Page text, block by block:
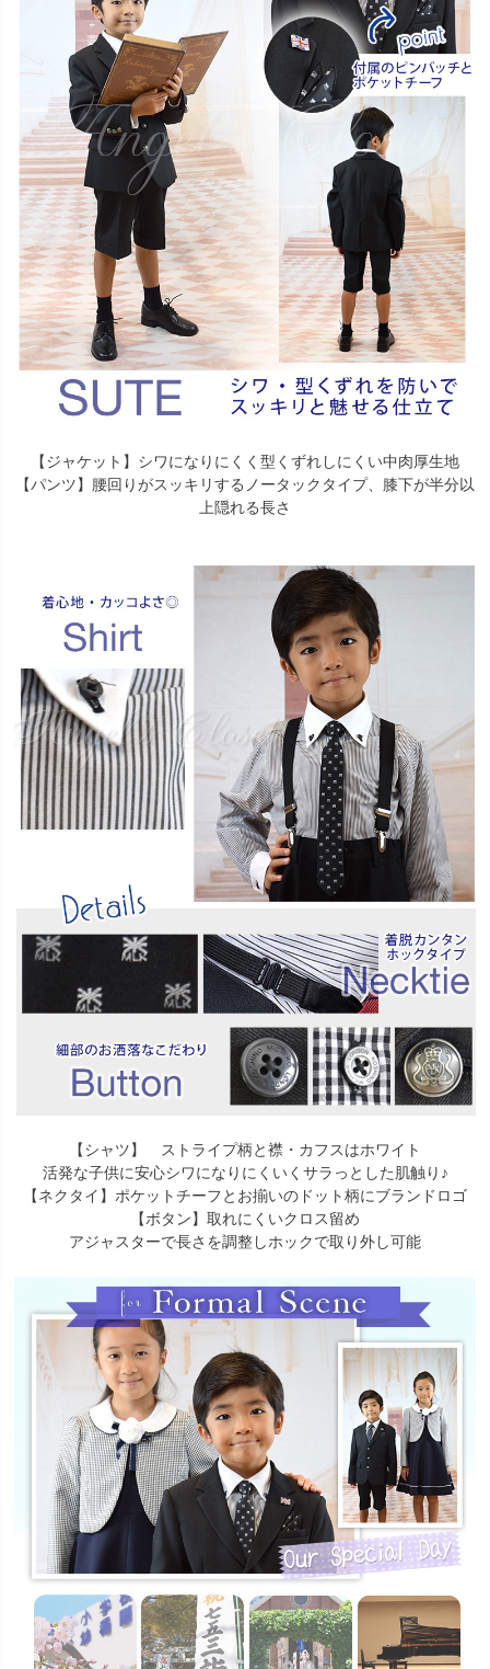
【ジャケット】シワになりにくく型くずれしにくい中肉厚生地
【パンツ】腰回りがスッキリするノータックタイプ、膝下が半分以
上隠れる長さ
【シャツ】 ストライプ柄と襟・カフスはホワイト
活発な子供に安心シワになりにくいくサラっとした肌触り♪
【ネクタイ】ポケットチーフとお揃いのドット柄にブランドロゴ
【ボタン】取れにくいクロス留め
アジャスターで長さを調整しホックで取り外し可能